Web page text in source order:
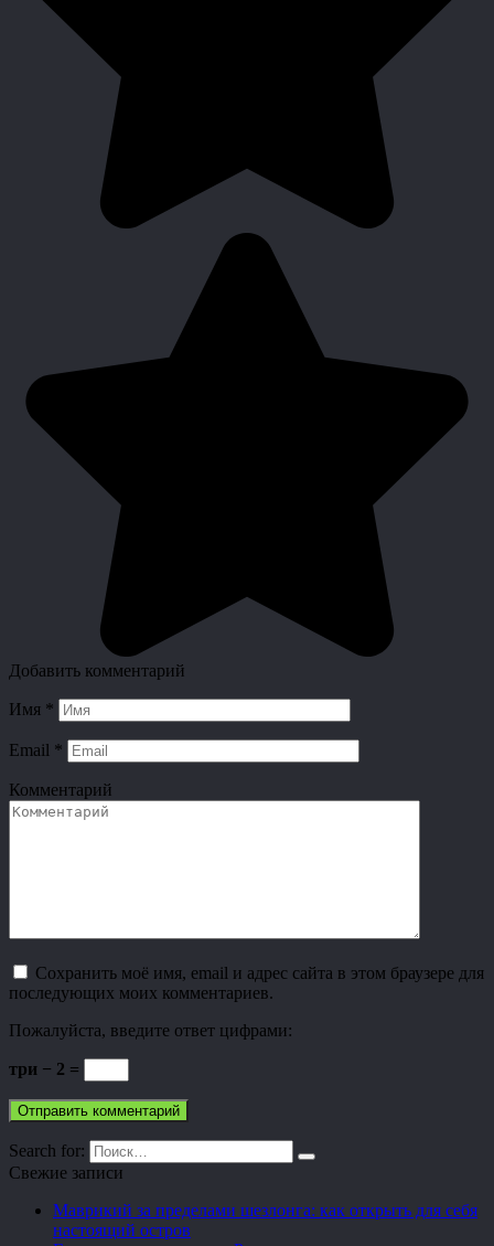
Добавить комментарий
Имя *
Email *
Комментарий
Сохранить моё имя, email и адрес сайта в этом браузере для
последующих моих комментариев.
Пожалуйста, введите ответ цифрами:
три − 2 =
Search for:
Свежие записи
Маврикий за пределами шезлонга: как открыть для себя
настоящий остров